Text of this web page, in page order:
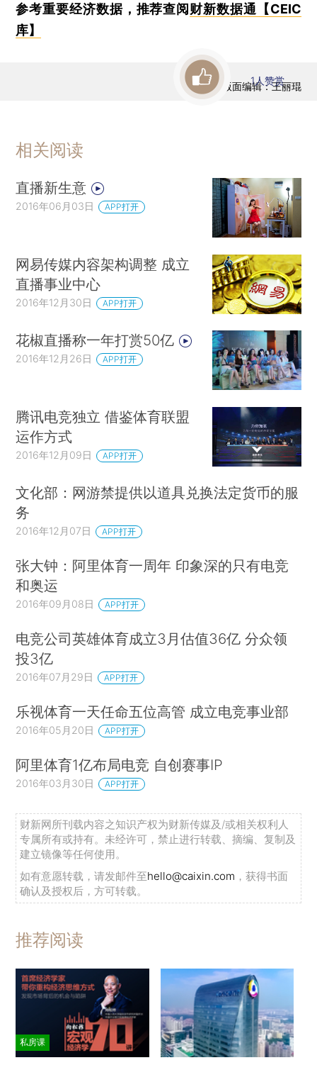
参考重要经济数据，推荐查阅财新数据通【CEIC
库】
版面编辑：王丽琨
1人赞赏
相关阅读
直播新生意
2016年06月03日 APP打开
网易传媒内容架构调整 成立
直播事业中心
2016年12月30日 APP打开
花椒直播称一年打赏50亿
2016年12月26日 APP打开
腾讯电竞独立 借鉴体育联盟
运作方式
2016年12月09日 APP打开
文化部：网游禁提供以道具兑换法定货币的服
务
2016年12月07日 APP打开
张大钟：阿里体育一周年 印象深的只有电竞
和奥运
2016年09月08日 APP打开
电竞公司英雄体育成立3月估值36亿 分众领
投3亿
2016年07月29日 APP打开
乐视体育一天任命五位高管 成立电竞事业部
2016年05月20日 APP打开
阿里体育1亿布局电竞 自创赛事IP
2016年03月30日 APP打开
财新网所刊载内容之知识产权为财新传媒及/或相关权利人
专属所有或持有。未经许可，禁止进行转载、摘编、复制及
建立镜像等任何使用。
如有意愿转载，请发邮件至hello@caixin.com ，获得书面
确认及授权后，方可转载。
推荐阅读
私房课